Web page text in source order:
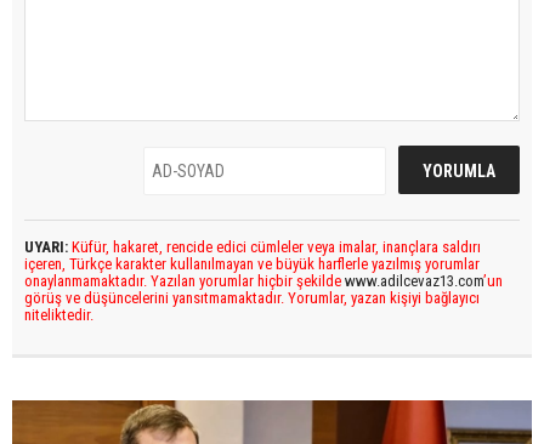
UYARI: Küfür, hakaret, rencide edici cümleler veya imalar, inançlara saldırı
içeren, Türkçe karakter kullanılmayan ve büyük harflerle yazılmış yorumlar
onaylanmamaktadır. Yazılan yorumlar hiçbir şekilde www.adilcevaz13.com’un
görüş ve düşüncelerini yansıtmamaktadır. Yorumlar, yazan kişiyi bağlayıcı
niteliktedir.